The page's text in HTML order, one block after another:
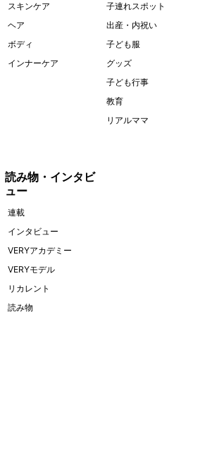
スキンケア
ヘア
ボディ
インナーケア
子連れスポット
出産・内祝い
子ども服
グッズ
子ども行事
教育
リアルママ
読み物・インタビ
ュー
連載
インタビュー
VERYアカデミー
VERYモデル
リカレント
読み物